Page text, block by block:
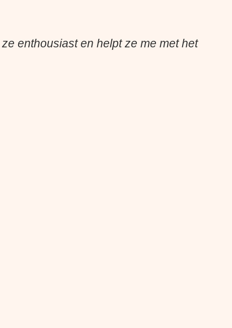
enthousiast en helpt ze me met het